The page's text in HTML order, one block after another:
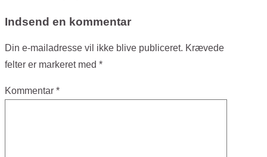
Indsend en kommentar
Din e-mailadresse vil ikke blive publiceret. Krævede
felter er markeret med *
Kommentar *